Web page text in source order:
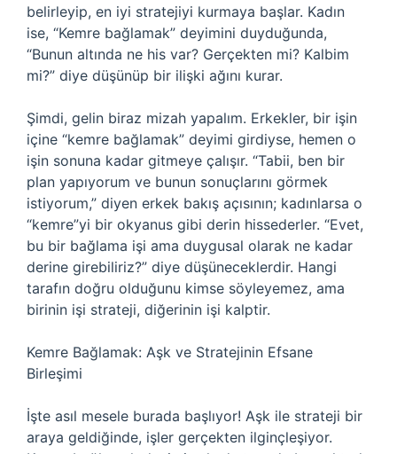
belirleyip, en iyi stratejiyi kurmaya başlar. Kadın
ise, “Kemre bağlamak” deyimini duyduğunda,
“Bunun altında ne his var? Gerçekten mi? Kalbim
mi?” diye düşünüp bir ilişki ağını kurar.
Şimdi, gelin biraz mizah yapalım. Erkekler, bir işin
içine “kemre bağlamak” deyimi girdiyse, hemen o
işin sonuna kadar gitmeye çalışır. “Tabii, ben bir
plan yapıyorum ve bunun sonuçlarını görmek
istiyorum,” diyen erkek bakış açısının; kadınlarsa o
“kemre”yi bir okyanus gibi derin hissederler. “Evet,
bu bir bağlama işi ama duygusal olarak ne kadar
derine girebiliriz?” diye düşüneceklerdir. Hangi
tarafın doğru olduğunu kimse söyleyemez, ama
birinin işi strateji, diğerinin işi kalptir.
Kemre Bağlamak: Aşk ve Stratejinin Efsane
Birleşimi
İşte asıl mesele burada başlıyor! Aşk ile strateji bir
araya geldiğinde, işler gerçekten ilginçleşiyor.